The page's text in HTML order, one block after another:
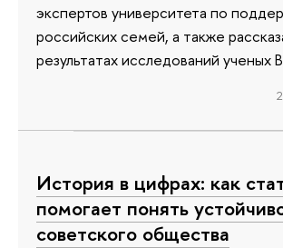
экспертов университета по
российских семей, а также
результатах исследований ученых
История в цифрах: как
помогает понять
советского общества